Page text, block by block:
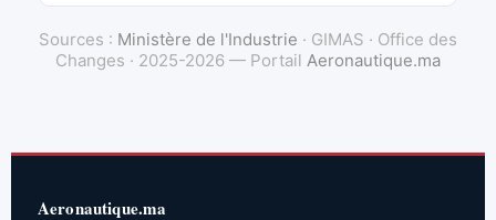
Sources : Ministère de l'Industrie · GIMAS · Office des
Changes · 2025-2026 — Portail Aeronautique.ma
Aeronautique.ma